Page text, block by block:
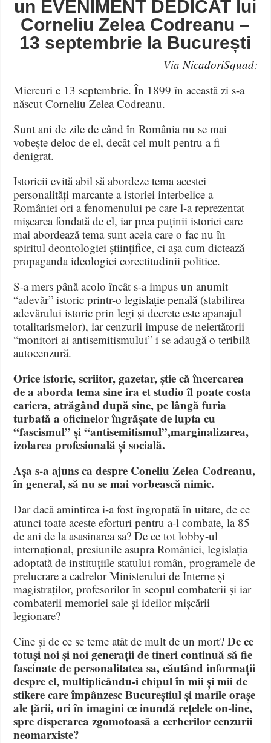
un EVENIMENT DEDICAT lui
Corneliu Zelea Codreanu –
13 septembrie la București
Via NicadoriSquad:
Miercuri e 13 septembrie. În 1899 în această zi s-a
născut Corneliu Zelea Codreanu.
Sunt ani de zile de când în România nu se mai
vobește deloc de el, decât cel mult pentru a fi
denigrat.
Istoricii evită abil să abordeze tema acestei
personalități marcante a istoriei interbelice a
României ori a fenomenului pe care l-a reprezentat
mișcarea fondată de el, iar prea puținii istorici care
mai abordează tema sunt aceia care o fac nu în
spiritul deontologiei științifice, ci așa cum dictează
propaganda ideologiei corectitudinii politice.
S-a mers până acolo încât s-a impus un anumit
“adevăr” istoric printr-olegislație penală(stabilirea
adevărului istoric prin legi și decrete este apanajul
totalitarismelor), iar cenzurii impuse de neiertătorii
“monitori ai antisemitismului” i se adaugă o teribilă
autocenzură.
Orice istoric, scriitor, gazetar, știe că încercarea
de a aborda tema sine ira et studio îl poate costa
cariera, atrăgând după sine, pe lângă furia
turbată a oficinelor îngrășate de lupta cu
“fascismul” și “antisemitismul”,marginalizarea,
izolarea profesională și socială.
Așa s-a ajuns ca despre Coneliu Zelea Codreanu,
în general, să nu se mai vorbească nimic.
Dar dacă amintirea i-a fost îngropată în uitare, de ce
atunci toate aceste eforturi pentru a-l combate, la 85
de ani de la asasinarea sa? De ce tot lobby-ul
internațional, presiunile asupra României, legislația
adoptată de instituțiile statului român, programele de
prelucrare a cadrelor Ministerului de Interne și
magistraților, profesorilor în scopul combaterii și iar
combaterii memoriei sale și ideilor mișcării
legionare?
Cine și de ce se teme atât de mult de un mort?De ce
totuși noi și noi generații de tineri continuă să fie
fascinate de personalitatea sa, căutând informații
despre el, multiplicându-i chipul în mii și mii de
stikere care împânzesc Bucureștiul și marile orașe
ale țării, ori în imagini ce inundă rețelele on-line,
spre disperarea zgomotoasă a cerberilor cenzurii
neomarxiste?